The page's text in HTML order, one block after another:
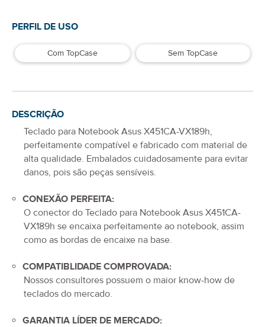
PERFIL DE USO
Com TopCase Sem TopCase
DESCRIÇÃO
Teclado para Notebook Asus X451CA-VX189h,
perfeitamente compatível e fabricado com material de
alta qualidade. Embalados cuidadosamente para evitar
danos, pois são peças sensíveis.
CONEXÃO PERFEITA:
O conector do Teclado para Notebook Asus X451CA-
VX189h se encaixa perfeitamente ao notebook, assim
como as bordas de encaixe na base.
COMPATIBLIDADE COMPROVADA:
Nossos consultores possuem o maior know-how de
teclados do mercado.
GARANTIA LÍDER DE MERCADO: